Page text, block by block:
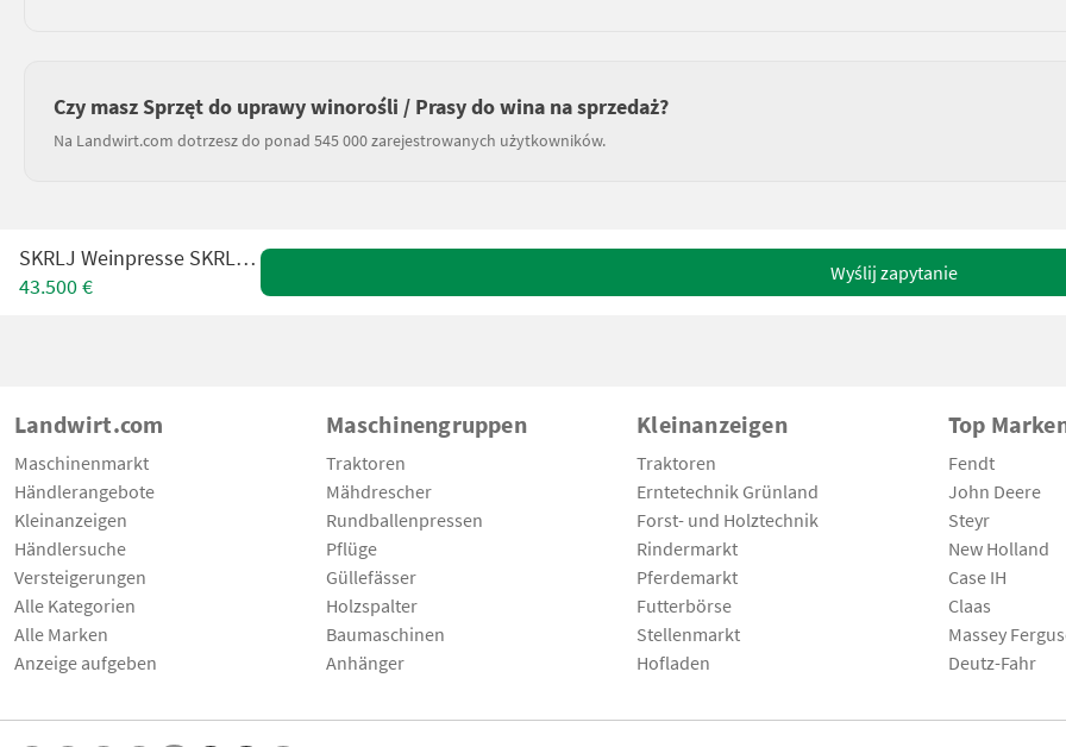
Czy masz Sprzęt do uprawy winorośli / Prasy do wina na sprzedaż?
Na Landwirt.com dotrzesz do ponad 545 000 zarejestrowanych użytkowników.
SKRLJ Weinpresse SKRLJ 2900lt
43.500 €
Wyślij zapytanie
Landwirt.com
Maschinenmarkt
Händlerangebote
Kleinanzeigen
Händlersuche
Versteigerungen
Alle Kategorien
Alle Marken
Anzeige aufgeben
Maschinengruppen
Traktoren
Mähdrescher
Rundballenpressen
Pflüge
Güllefässer
Holzspalter
Baumaschinen
Anhänger
Kleinanzeigen
Traktoren
Erntetechnik Grünland
Forst- und Holztechnik
Rindermarkt
Pferdemarkt
Futterbörse
Stellenmarkt
Hofladen
Top
Fendt
John Deere
Steyr
New Holland
Case IH
Claas
Massey
Deutz-Fahr